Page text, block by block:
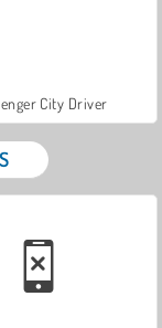
City Driver